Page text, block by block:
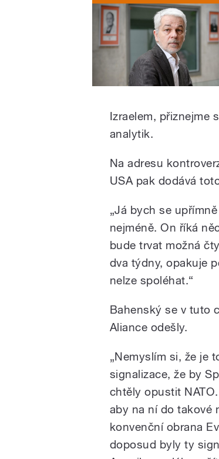
Izraelem, přiznejme
analytik.
Na adresu
USA pak dodává
„Já bych se
nejméně. On říká
bude trvat možná
dva týdny, opakuje
nelze spoléhat.“
Bahenský se v tuto
Aliance odešly.
„Nemyslím si, že je
signalizace, že by
chtěly opustit
aby na ní do takové
konvenční obrana
doposud byly ty